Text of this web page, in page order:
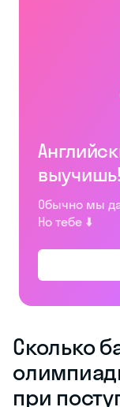
выучишь!
Обычно мы
Но тебе ⬇️
Сколько
при